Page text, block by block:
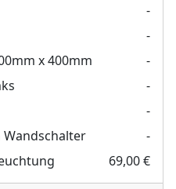
-
-
x 400mm
-
-
-
-
69,00 €